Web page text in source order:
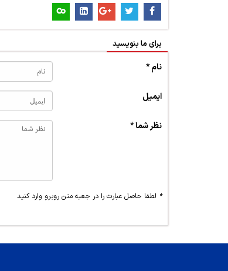
برای ما بنویسید
نام *
ایمیل
نظر شما *
* لطفا حاصل عبارت را در جعبه متن روبرو وارد کنید